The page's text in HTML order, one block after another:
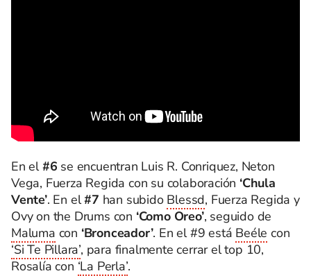
En el#6 se encuentran Luis R. Conriquez, Neton
Vega, Fuerza Regida con su colaboración ‘Chula
Vente’. En el#7 han subido Blessd, Fuerza Regida y
Ovy on the Drums con ‘Como Oreo’, seguido de
Maluma con ‘Bronceador’. En el #9 está Beéle con
‘Si Te Pillara’, para finalmente cerrar el top 10,
Rosalía con ‘La Perla’.